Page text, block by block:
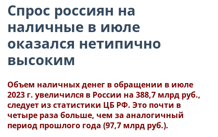
Спрос россиян на
наличные в июле
оказался нетипично
высоким
Объем наличных денег в обращении в июле
2023 г. увеличился в России на 388,7 млрд руб.,
следует из статистики ЦБ РФ. Это почти в
четыре раза больше, чем за аналогичный
период прошлого года (97,7 млрд руб.).